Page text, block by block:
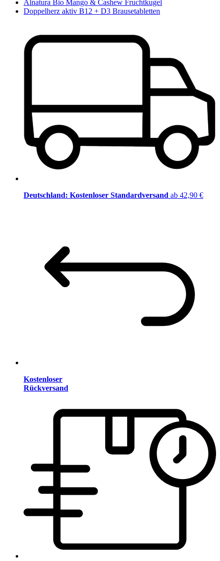
Alnatura Bio Mango & Cashew Fruchtkugel
Doppelherz aktiv B12 + D3 Brausetabletten
Deutschland: Kostenloser Standardversand ab 42,90 €
Kostenloser
Rückversand